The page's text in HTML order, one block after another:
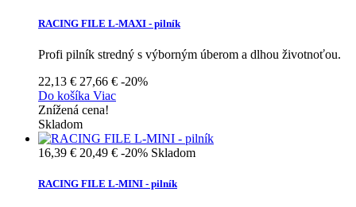
RACING FILE L-MAXI - pilník
Profi pilník stredný s výborným úberom a dlhou životnoťou.
22,13 € 27,66 € -20%
Do košíka Viac
Znížená cena!
Skladom
16,39 € 20,49 € -20% Skladom
RACING FILE L-MINI - pilník